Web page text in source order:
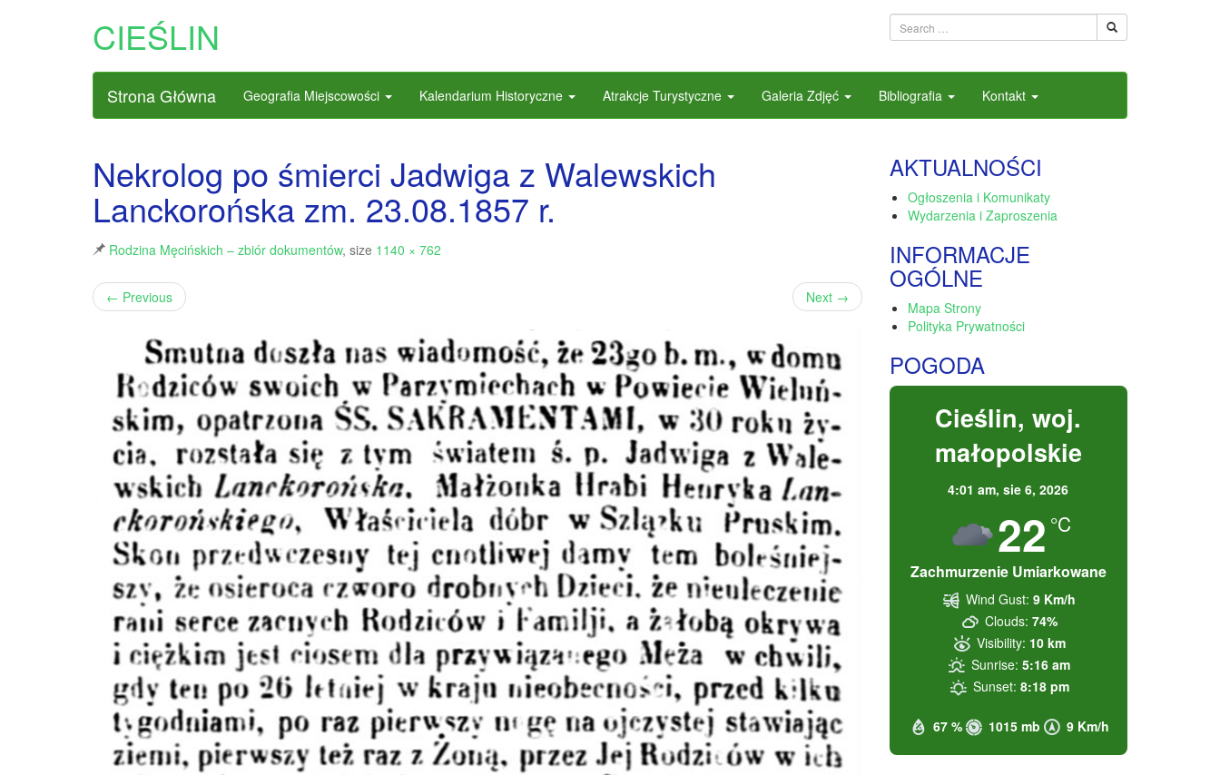
CIEŚLIN
Strona Główna Geografia Miejscowości Kalendarium Historyczne Atrakcje Turystyczne Galeria Zdjęć Bibliografia Kontakt
Nekrolog po śmierci Jadwiga z Walewskich
Lanckorońska zm. 23.08.1857 r.
Rodzina Męcińskich – zbiór dokumentów, size 1140 × 762
← Previous Next →
AKTUALNOŚCI
Ogłoszenia i Komunikaty
Wydarzenia i Zaproszenia
INFORMACJE
OGÓLNE
Mapa Strony
Polityka Prywatności
POGODA
Cieślin, woj.
małopolskie
4:01 am,sie 6, 2026
22 °C
Zachmurzenie Umiarkowane
67 % 1015 mb 9 Km/h
Wind Gust: 9 Km/h
Clouds: 74%
Visibility: 10 km
Sunrise: 5:16 am
Sunset: 8:18 pm